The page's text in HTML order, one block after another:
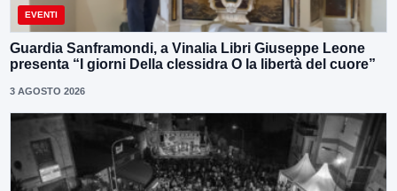
EVENTI
Guardia Sanframondi, a Vinalia Libri Giuseppe Leone
presenta “I giorni Della clessidra O la libertà del cuore”
3 AGOSTO 2026